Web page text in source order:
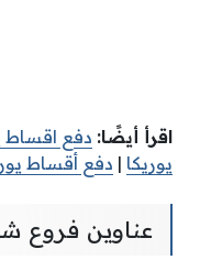
اقرأ أيضًا: دفع اقساط
يوريكا | دفع أقساط
عناوين فروع